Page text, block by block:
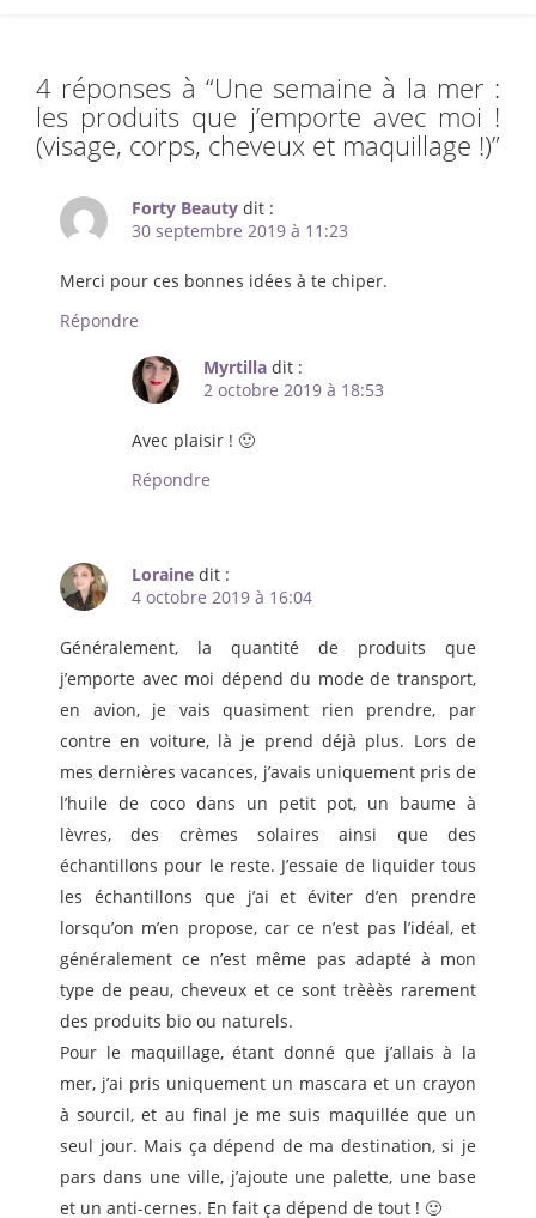
4 réponses à “Une semaine à la mer :
les produits que j’emporte avec moi !
(visage, corps, cheveux et maquillage !)”
Forty Beauty dit :
30 septembre 2019 à 11:23
Merci pour ces bonnes idées à te chiper.
Répondre
Myrtilla dit :
2 octobre 2019 à 18:53
Avec plaisir ! 🙂
Répondre
Loraine dit :
4 octobre 2019 à 16:04
Généralement, la quantité de produits que
j’emporte avec moi dépend du mode de transport,
en avion, je vais quasiment rien prendre, par
contre en voiture, là je prend déjà plus. Lors de
mes dernières vacances, j’avais uniquement pris de
l’huile de coco dans un petit pot, un baume à
lèvres, des crèmes solaires ainsi que des
échantillons pour le reste. J’essaie de liquider tous
les échantillons que j’ai et éviter d’en prendre
lorsqu’on m’en propose, car ce n’est pas l’idéal, et
généralement ce n’est même pas adapté à mon
type de peau, cheveux et ce sont trèèès rarement
des produits bio ou naturels.
Pour le maquillage, étant donné que j’allais à la
mer, j’ai pris uniquement un mascara et un crayon
à sourcil, et au final je me suis maquillée que un
seul jour. Mais ça dépend de ma destination, si je
pars dans une ville, j’ajoute une palette, une base
et un anti-cernes. En fait ça dépend de tout ! 🙂